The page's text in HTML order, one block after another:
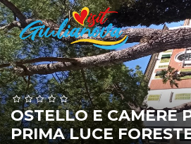
OSTELLO E CAMERE
PRIMA LUCE